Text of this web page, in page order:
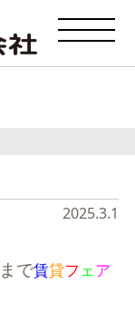
2025.3.1
まで賃貸フェア